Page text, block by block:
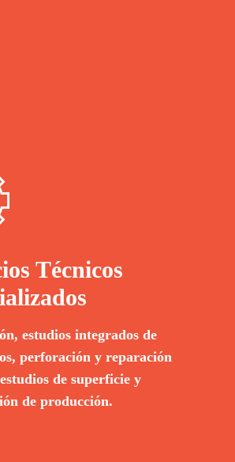
Técnicos
estudios integrados de
perforación y reparación
de superficie y
de producción.